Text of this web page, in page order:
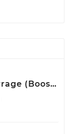
Booster de démarrage (Booster de batterie) YESPER MONSTER START P1